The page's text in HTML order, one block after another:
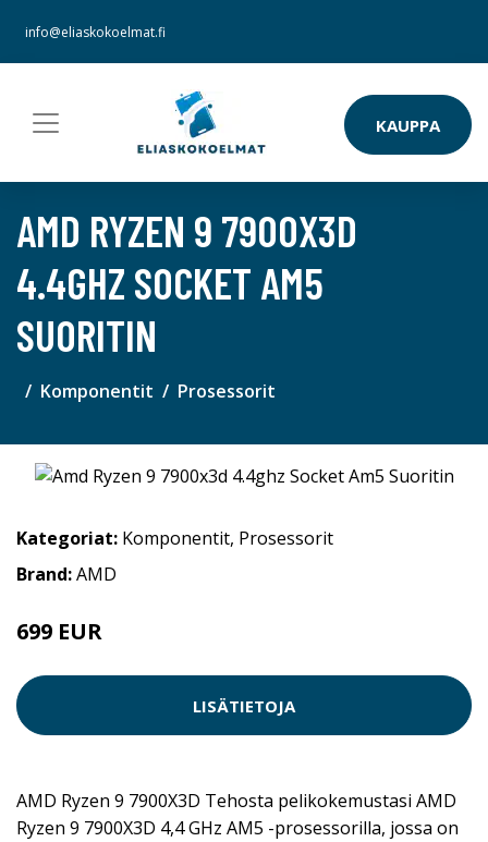
info@eliaskokoelmat.fi
KAUPPA
AMD RYZEN 9 7900X3D
4.4GHZ SOCKET AM5
SUORITIN
Komponentit Prosessorit
Kategoriat: Komponentit, Prosessorit
Brand:AMD
699 EUR
LISÄTIETOJA
AMD Ryzen 9 7900X3D Tehosta pelikokemustasi AMD
Ryzen 9 7900X3D 4,4 GHz AM5 -prosessorilla, jossa on